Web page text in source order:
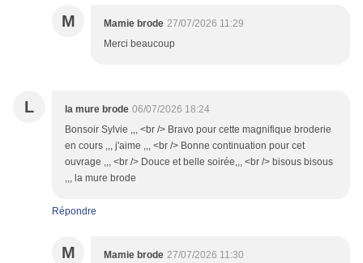
M Mamie brode 27/07/2026 11:29
Merci beaucoup
L la mure brode 06/07/2026 18:24
Bonsoir Sylvie ,,, <br /> Bravo pour cette magnifique broderie
en cours ,,, j'aime ,,, <br /> Bonne continuation pour cet
ouvrage ,,, <br /> Douce et belle soirée,,, <br /> bisous bisous
,,, la mure brode
Répondre
M Mamie brode 27/07/2026 11:30